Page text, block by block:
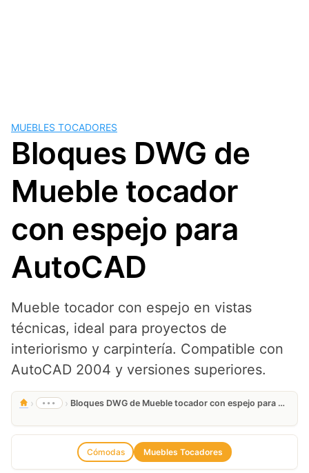
MUEBLES TOCADORES
Bloques DWG de
Mueble tocador
con espejo para
AutoCAD
Mueble tocador con espejo en vistas
técnicas, ideal para proyectos de
interiorismo y carpintería. Compatible con
AutoCAD 2004 y versiones superiores.
› ••• › Bloques DWG de Mueble tocador con espejo para AutoCAD
Cómodas Muebles Tocadores